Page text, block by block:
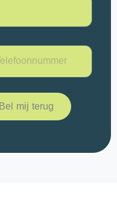
Bel mij terug